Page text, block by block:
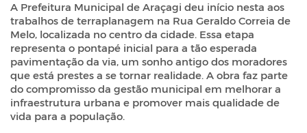
A Prefeitura Municipal de Araçagi deu início nesta aos
trabalhos de terraplanagem na Rua Geraldo Correia de
Melo, localizada no centro da cidade. Essa etapa
representa o pontapé inicial para a tão esperada
pavimentação da via, um sonho antigo dos moradores
que está prestes a se tornar realidade. A obra faz parte
do compromisso da gestão municipal em melhorar a
infraestrutura urbana e promover mais qualidade de
vida para a população.